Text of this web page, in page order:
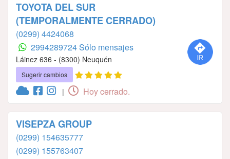
TOYOTA DEL SUR
(TEMPORALMENTE CERRADO)
(0299) 4424068
2994289724 Sólo mensajes
Láinez 636 - (8300) Neuquén
Sugerir cambios
| Hoy cerrado.
VISEPZA GROUP
(0299) 154635777
(0299) 155763407